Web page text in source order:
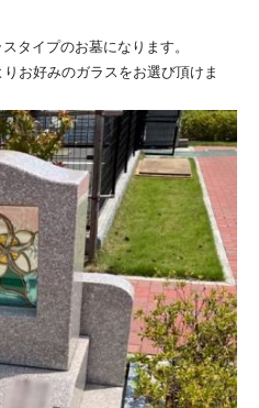
タイプのお墓になります。
お好みのガラスをお選び頂けま